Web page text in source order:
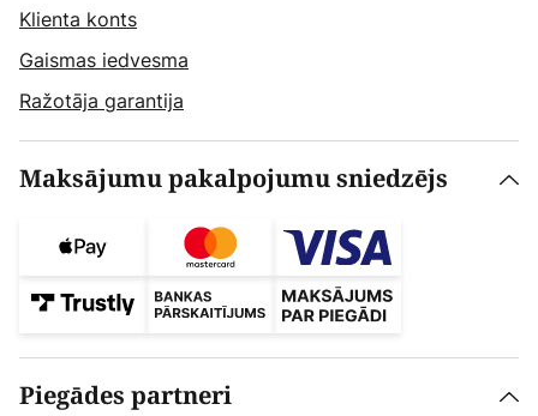
Klienta konts
Gaismas iedvesma
Ražotāja garantija
Maksājumu pakalpojumu sniedzējs
Piegādes partneri